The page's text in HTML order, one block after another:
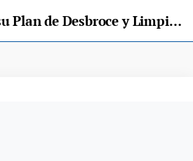
Llanes avanza en su Plan de Desbroce y Limpieza de Pueblos: estas son las últimas actuaciones